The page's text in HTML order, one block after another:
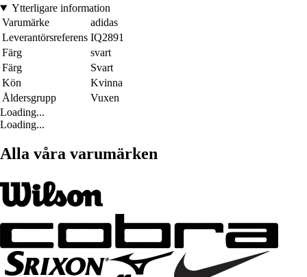
Ytterligare information
Varumärke
adidas
Leverantörsreferens IQ2891
Färg
svart
Färg
Svart
Kön
Kvinna
Åldersgrupp
Vuxen
Loading...
Loading...
Alla våra varumärken